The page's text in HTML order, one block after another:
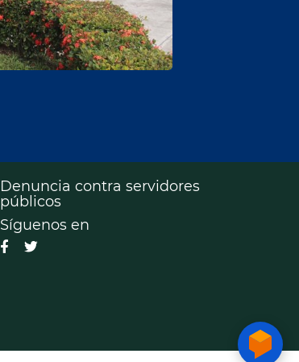
Denuncia contra servidores
públicos
Síguenos en